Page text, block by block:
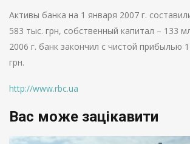
Активы банка на 1 января 2007 г.
583 тыс. грн, собственный капитал – 133
2006 г. банк закончил с чистой прибылью
грн.
http://www.rbc.ua
Вас може зацікавити